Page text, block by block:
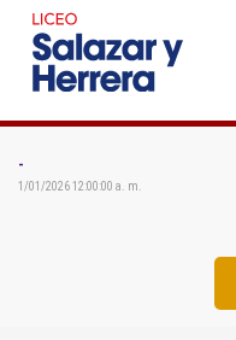
-
1/01/2026 12:00:00 a. m.
Formación